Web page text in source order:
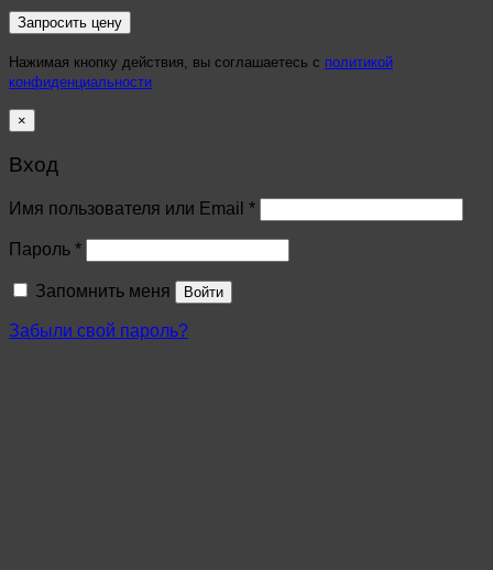
Нажимая кнопку действия, вы соглашаетесь с политикой
конфиденциальности
×
Вход
Имя пользователя или Email *
Пароль *
Запомнить меня Войти
Забыли свой пароль?